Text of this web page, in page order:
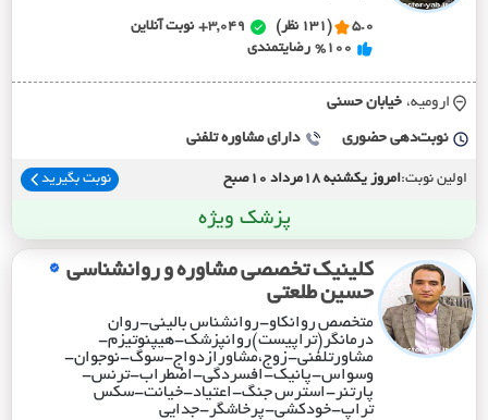
5.0 (131 نظر) 3,049+
نوبت آنلاین
%100 رضایتمندی
ارومیه، خيابان حسني
نوبت‌دهی حضوری دارای مشاوره تلفنی
اولین نوبت:امروز یکشنبه 18مرداد 10صبح نوبت بگیرید
پزشک ویژه
کلینیک تخصصی مشاوره و روانشناسی
حسین طلعتی
متخصص روانکاو-روانشناس بالینی-روان
درمانگر(تراپیست)روانپزشک-هیپنوتیزم-
مشاورتلفنی-زوج،مشاورازدواج-سوگ-نوجوان-
وسواس-پانیک-افسردگی-اضطراب-ترنس-
پارتنر-استرس جنگ-اعتیاد-خیانت-سکس
تراپ-خودکشی-پرخاشگر-جدایی